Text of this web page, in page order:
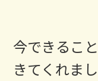
今できるこ
きてくれまし